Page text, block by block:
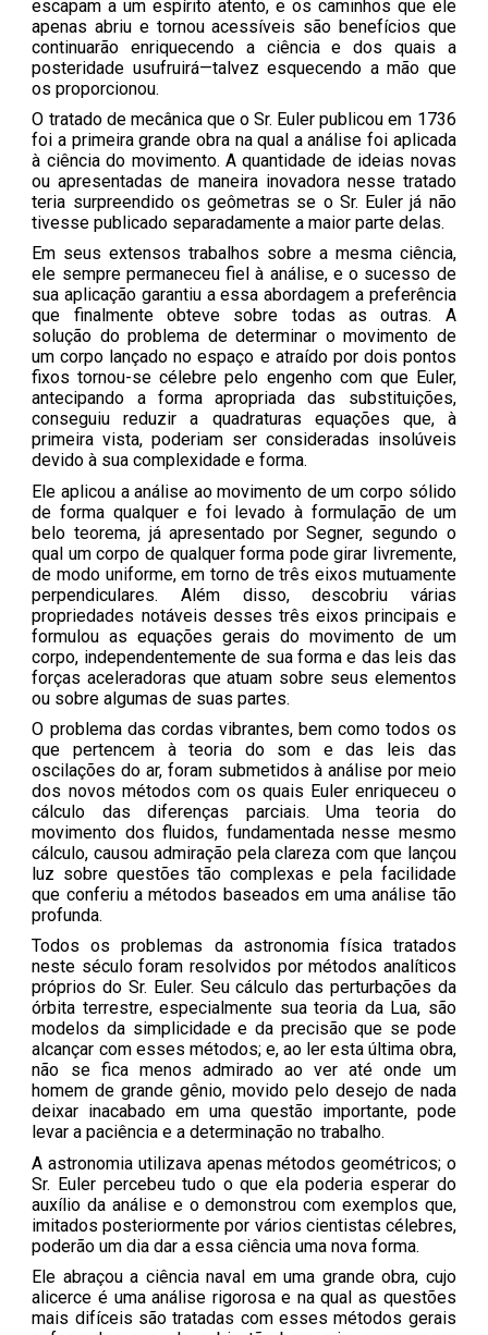
escapam a um espírito atento, e os caminhos que ele
apenas abriu e tornou acessíveis são benefícios que
continuarão enriquecendo a ciência e dos quais a
posteridade usufruirá—talvez esquecendo a mão que
os proporcionou.
O tratado de mecânica que o Sr. Euler publicou em 1736
foi a primeira grande obra na qual a análise foi aplicada
à ciência do movimento. A quantidade de ideias novas
ou apresentadas de maneira inovadora nesse tratado
teria surpreendido os geômetras se o Sr. Euler já não
tivesse publicado separadamente a maior parte delas.
Em seus extensos trabalhos sobre a mesma ciência,
ele sempre permaneceu fiel à análise, e o sucesso de
sua aplicação garantiu a essa abordagem a preferência
que finalmente obteve sobre todas as outras. A
solução do problema de determinar o movimento de
um corpo lançado no espaço e atraído por dois pontos
fixos tornou-se célebre pelo engenho com que Euler,
antecipando a forma apropriada das substituições,
conseguiu reduzir a quadraturas equações que, à
primeira vista, poderiam ser consideradas insolúveis
devido à sua complexidade e forma.
Ele aplicou a análise ao movimento de um corpo sólido
de forma qualquer e foi levado à formulação de um
belo teorema, já apresentado por Segner, segundo o
qual um corpo de qualquer forma pode girar livremente,
de modo uniforme, em torno de três eixos mutuamente
perpendiculares. Além disso, descobriu várias
propriedades notáveis desses três eixos principais e
formulou as equações gerais do movimento de um
corpo, independentemente de sua forma e das leis das
forças aceleradoras que atuam sobre seus elementos
ou sobre algumas de suas partes.
O problema das cordas vibrantes, bem como todos os
que pertencem à teoria do som e das leis das
oscilações do ar, foram submetidos à análise por meio
dos novos métodos com os quais Euler enriqueceu o
cálculo das diferenças parciais. Uma teoria do
movimento dos fluidos, fundamentada nesse mesmo
cálculo, causou admiração pela clareza com que lançou
luz sobre questões tão complexas e pela facilidade
que conferiu a métodos baseados em uma análise tão
profunda.
Todos os problemas da astronomia física tratados
neste século foram resolvidos por métodos analíticos
próprios do Sr. Euler. Seu cálculo das perturbações da
órbita terrestre, especialmente sua teoria da Lua, são
modelos da simplicidade e da precisão que se pode
alcançar com esses métodos; e, ao ler esta última obra,
não se fica menos admirado ao ver até onde um
homem de grande gênio, movido pelo desejo de nada
deixar inacabado em uma questão importante, pode
levar a paciência e a determinação no trabalho.
A astronomia utilizava apenas métodos geométricos; o
Sr. Euler percebeu tudo o que ela poderia esperar do
auxílio da análise e o demonstrou com exemplos que,
imitados posteriormente por vários cientistas célebres,
poderão um dia dar a essa ciência uma nova forma.
Ele abraçou a ciência naval em uma grande obra, cujo
alicerce é uma análise rigorosa e na qual as questões
mais difíceis são tratadas com esses métodos gerais